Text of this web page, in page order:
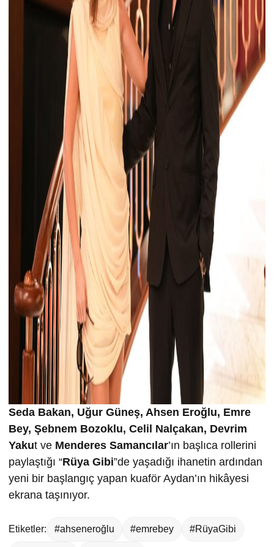
Seda Bakan, Uğur Güneş, Ahsen Eroğlu, Emre
Bey, Şebnem Bozoklu, Celil Nalçakan, Devrim
Yakut ve Menderes Samancılar’ın başlıca rollerini
paylaştığı “Rüya Gibi”de yaşadığı ihanetin ardından
yeni bir başlangıç yapan kuaför Aydan’ın hikâyesi
ekrana taşınıyor.
Etiketler: #ahseneroğlu #emrebey #RüyaGibi